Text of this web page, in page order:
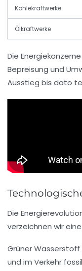
Kohlekraftwerke
Ölkraftwerke
Die Energiekonzerne
Bepreisung und
Ausstieg bis dato
Die
verzeichnen wir
Grüner Wasserstoff
und im Verkehr